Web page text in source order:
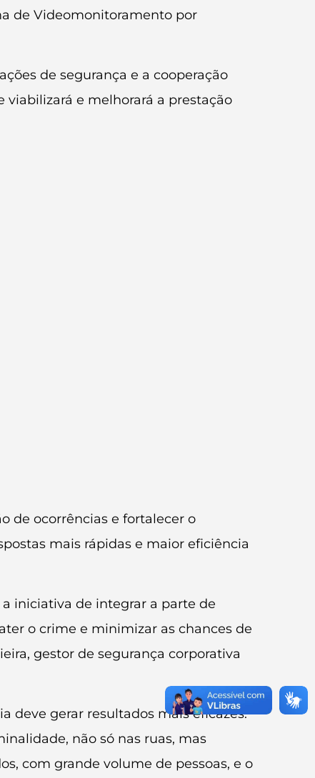
de Videomonitoramento por
de segurança e a cooperação
e melhorará a prestação
de ocorrências e fortalecer o
mais rápidas e maior eficiência
iniciativa de integrar a parte de
o crime e minimizar as chances de
gestor de segurança corporativa
deve gerar resultados mais eficazes.
não só nas ruas, mas
com grande volume de pessoas, e o